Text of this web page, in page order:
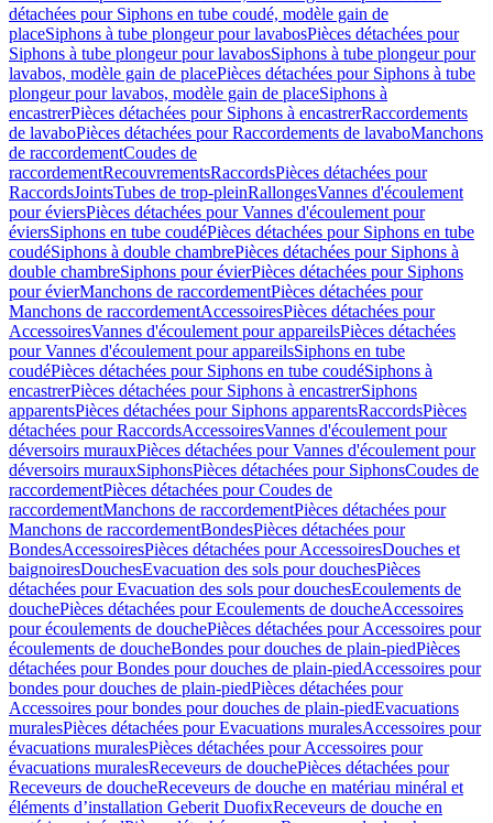
détachées pour Siphons en tube coudé, modèle gain de
placeSiphons à tube plongeur pour lavabosPièces détachées pour
Siphons à tube plongeur pour lavabosSiphons à tube plongeur pour
lavabos, modèle gain de placePièces détachées pour Siphons à tube
plongeur pour lavabos, modèle gain de placeSiphons à
encastrerPièces détachées pour Siphons à encastrerRaccordements
de lavaboPièces détachées pour Raccordements de lavaboManchons
de raccordementCoudes de
raccordementRecouvrementsRaccordsPièces détachées pour
RaccordsJointsTubes de trop-pleinRallongesVannes d'écoulement
pour éviersPièces détachées pour Vannes d'écoulement pour
éviersSiphons en tube coudéPièces détachées pour Siphons en tube
coudéSiphons à double chambrePièces détachées pour Siphons à
double chambreSiphons pour évierPièces détachées pour Siphons
pour évierManchons de raccordementPièces détachées pour
Manchons de raccordementAccessoiresPièces détachées pour
AccessoiresVannes d'écoulement pour appareilsPièces détachées
pour Vannes d'écoulement pour appareilsSiphons en tube
coudéPièces détachées pour Siphons en tube coudéSiphons à
encastrerPièces détachées pour Siphons à encastrerSiphons
apparentsPièces détachées pour Siphons apparentsRaccordsPièces
détachées pour RaccordsAccessoiresVannes d'écoulement pour
déversoirs murauxPièces détachées pour Vannes d'écoulement pour
déversoirs murauxSiphonsPièces détachées pour SiphonsCoudes de
raccordementPièces détachées pour Coudes de
raccordementManchons de raccordementPièces détachées pour
Manchons de raccordementBondesPièces détachées pour
BondesAccessoiresPièces détachées pour AccessoiresDouches et
baignoiresDouchesEvacuation des sols pour douchesPièces
détachées pour Evacuation des sols pour douchesEcoulements de
douchePièces détachées pour Ecoulements de doucheAccessoires
pour écoulements de douchePièces détachées pour Accessoires pour
écoulements de doucheBondes pour douches de plain-piedPièces
détachées pour Bondes pour douches de plain-piedAccessoires pour
bondes pour douches de plain-piedPièces détachées pour
Accessoires pour bondes pour douches de plain-piedEvacuations
muralesPièces détachées pour Evacuations muralesAccessoires pour
évacuations muralesPièces détachées pour Accessoires pour
évacuations muralesReceveurs de douchePièces détachées pour
Receveurs de doucheReceveurs de douche en matériau minéral et
éléments d’installation Geberit DuofixReceveurs de douche en